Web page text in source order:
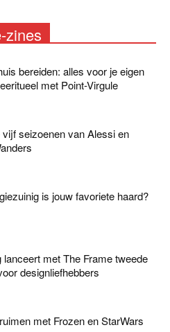
zines
bereiden: alles voor je eigen
met Point-Virgule
vijf seizoenen van Alessi en
is jouw favoriete haard?
lanceert met The Frame tweede
designliefhebbers
met Frozen en StarWars